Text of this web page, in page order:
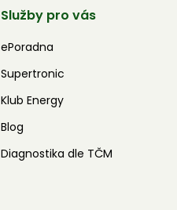
Služby pro vás
ePoradna
Supertronic
Klub Energy
Blog
Diagnostika dle TČM